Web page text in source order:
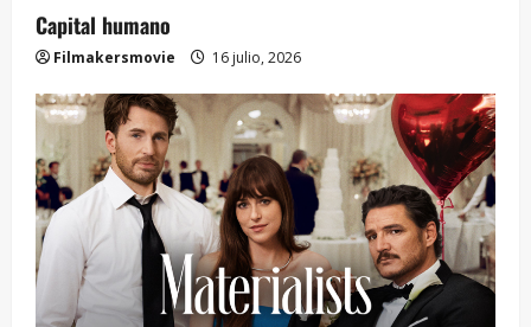
Capital humano
Filmakersmovie 16 julio, 2026